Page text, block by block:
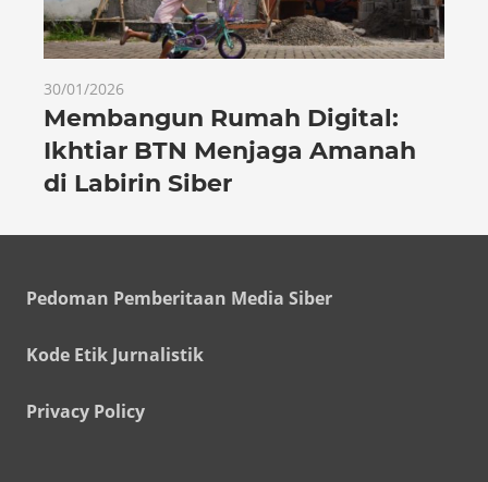
30/01/2026
Membangun Rumah Digital:
Ikhtiar BTN Menjaga Amanah
di Labirin Siber
Pedoman Pemberitaan Media Siber
Kode Etik Jurnalistik
Privacy Policy